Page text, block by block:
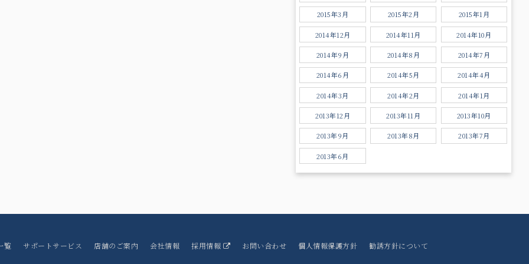
2015年3月 2015年2月 2015年1月
2014年12月 2014年11月 2014年10月
2014年9月 2014年8月 2014年7月
2014年6月 2014年5月 2014年4月
2014年3月 2014年2月 2014年1月
2013年12月 2013年11月 2013年10月
2013年9月 2013年8月 2013年7月
2013年6月
覧 サポートサービス 店舗のご案内 会社情報 採用情報 お問い合わせ 個人情報保護方針 勧誘方針について